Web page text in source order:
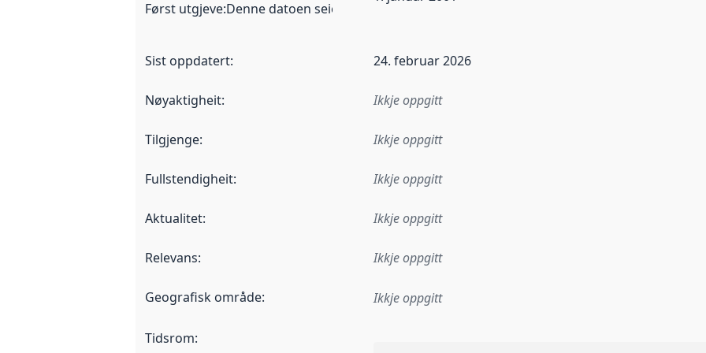
Først utgjeve:Denne datoen seier når dataa i dette datasettet først blei utgitt. Det kan ha
Sist oppdatert: 24. februar 2026
Nøyaktigheit: Ikkje oppgitt
Tilgjenge: Ikkje oppgitt
Fullstendigheit: Ikkje oppgitt
Aktualitet: Ikkje oppgitt
Relevans: Ikkje oppgitt
Geografisk område: Ikkje oppgitt
Tidsrom: